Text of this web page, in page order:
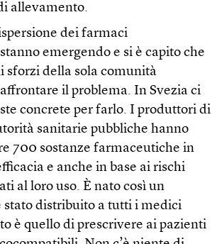
allevamento.
dei farmaci
emergendo e si è capito che
sforzi della sola comunità
il problema. In Svezia ci
concrete per farlo. I produttori di
sanitarie pubbliche hanno
700 sostanze farmaceutiche in
e anche in base ai rischi
al loro uso. È nato così un
stato distribuito a tutti i medici
è quello di prescrivere ai pazienti